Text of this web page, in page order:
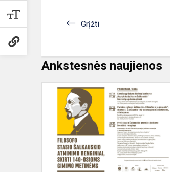
Grįžti
Ankstesnės naujienos